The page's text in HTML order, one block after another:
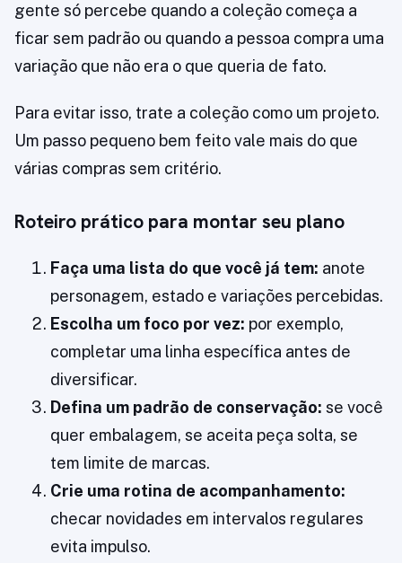
gente só percebe quando a coleção começa a
ficar sem padrão ou quando a pessoa compra uma
variação que não era o que queria de fato.
Para evitar isso, trate a coleção como um projeto.
Um passo pequeno bem feito vale mais do que
várias compras sem critério.
Roteiro prático para montar seu plano
Faça uma lista do que você já tem: anote
personagem, estado e variações percebidas.
Escolha um foco por vez: por exemplo,
completar uma linha específica antes de
diversificar.
Defina um padrão de conservação: se você
quer embalagem, se aceita peça solta, se
tem limite de marcas.
Crie uma rotina de acompanhamento:
checar novidades em intervalos regulares
evita impulso.